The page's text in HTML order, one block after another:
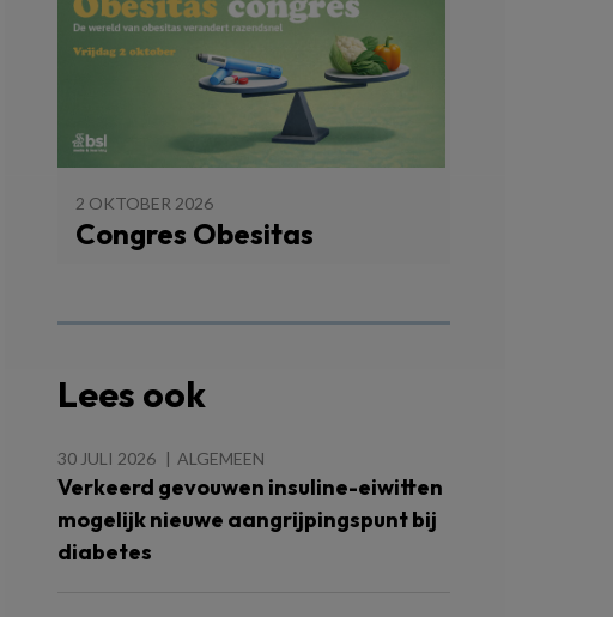
2 OKTOBER 2026
Congres Obesitas
Lees ook
30 JULI 2026 ALGEMEEN
Verkeerd gevouwen insuline-eiwitten
mogelijk nieuwe aangrijpingspunt bij
diabetes